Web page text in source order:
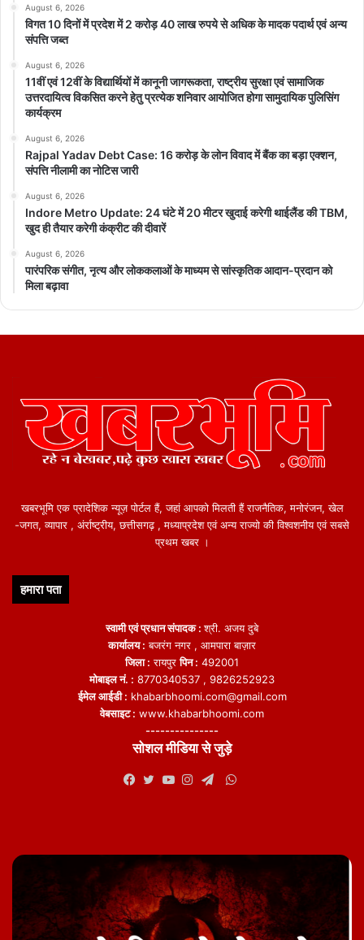
August 6, 2026
विगत 10 दिनों में प्रदेश में 2 करोड़ 40 लाख रुपये से अधिक के मादक पदार्थ एवं अन्य
संपत्ति जब्त
August 6, 2026
11वीं एवं 12वीं के विद्यार्थियों में कानूनी जागरूकता, राष्ट्रीय सुरक्षा एवं सामाजिक
उत्तरदायित्व विकसित करने हेतु प्रत्येक शनिवार आयोजित होगा सामुदायिक पुलिसिंग
कार्यक्रम
August 6, 2026
Rajpal Yadav Debt Case: 16 करोड़ के लोन विवाद में बैंक का बड़ा एक्शन,
संपत्ति नीलामी का नोटिस जारी
August 6, 2026
Indore Metro Update: 24 घंटे में 20 मीटर खुदाई करेगी थाईलैंड की TBM,
खुद ही तैयार करेगी कंक्रीट की दीवारें
August 6, 2026
पारंपरिक संगीत, नृत्य और लोककलाओं के माध्यम से सांस्कृतिक आदान-प्रदान को
मिला बढ़ावा
खबरभूमि एक प्रादेशिक न्यूज़ पोर्टल हैं, जहां आपको मिलती हैं राजनैतिक, मनोरंजन, खेल
-जगत, व्यापार , अंर्राष्ट्रीय, छत्तीसगढ़ , मध्याप्रदेश एवं अन्य राज्यो की विश्वशनीय एवं सबसे
प्रथम खबर ।
हमारा पता
स्वामी एवं प्रधान संपादक :श्री. अजय दुबे
कार्यालय : बजरंग नगर , आमपारा बाज़ार
जिला : रायपुरपिन : 492001
मोबाइल नं. : 8770340537 , 9826252923
ईमेल आईडी : khabarbhoomi.com@gmail.com
वेबसाइट : www.khabarbhoomi.com
---------------
सोशल मीडिया से जुड़े
WhatsApp